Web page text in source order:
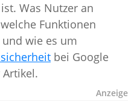
Was Nutzer an
Funktionen
wie es um
bei Google